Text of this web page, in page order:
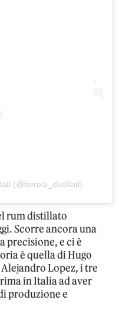
(@berola_distillati)
rum distillato
Scorre ancora una
precisione, e ci è
è quella di Hugo
Lopez, i tre
in Italia ad aver
produzione e